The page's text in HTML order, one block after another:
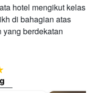
hotel mengikut kelas
di bahagian atas
berdekatan